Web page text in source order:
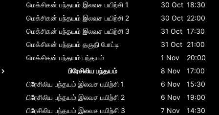
மெக்சிகன் பந்தயம் இலவச பயிற்சி 1 30 Oct 18:30
மெக்சிகன் பந்தயம் இலவச பயிற்சி 2 30 Oct 22:00
மெக்சிகன் பந்தயம் இலவச பயிற்சி 3 31 Oct 17:30
மெக்சிகன் பந்தயம் தகுதி போட்டி 31 Oct 21:00
மெக்சிகன் பந்தயம் பந்தயம் 1 Nov
20:00
பிரேசிலிய பந்தயம்
8 Nov
17:00
பிரேசிலிய பந்தயம் இலவச பயிற்சி 1 6 Nov
15:30
பிரேசிலிய பந்தயம் இலவச பயிற்சி 2 6 Nov
19:00
பிரேசிலிய பந்தயம் இலவச பயிற்சி 3 7 Nov
14:30